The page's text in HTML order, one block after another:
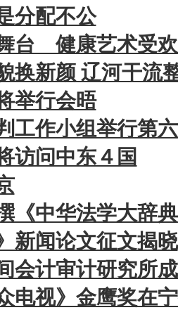
分配不公
台 健康艺术受
换新颜 辽河干流
举行会晤
工作小组举行第
访问中东４国
《中华法学大辞
新闻论文征文揭晓
会计审计研究所
电视》金鹰奖在